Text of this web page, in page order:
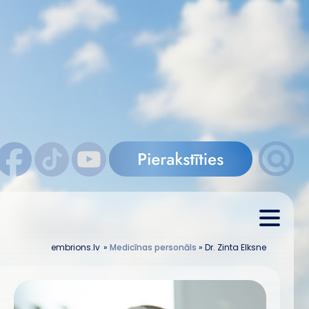
embrions.lv » Medicīnas personāls » Dr. Zinta Elksne